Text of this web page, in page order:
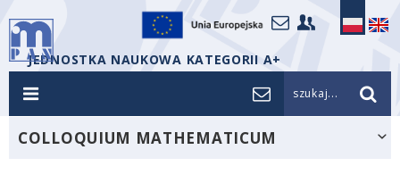
JEDNOSTKA NAUKOWA KATEGORII A+
szukaj...
COLLOQUIUM MATHEMATICUM